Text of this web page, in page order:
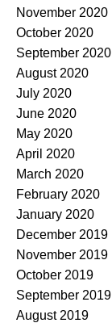
November 2020
October 2020
September 2020
August 2020
July 2020
June 2020
May 2020
April 2020
March 2020
February 2020
January 2020
December 2019
November 2019
October 2019
September 2019
August 2019